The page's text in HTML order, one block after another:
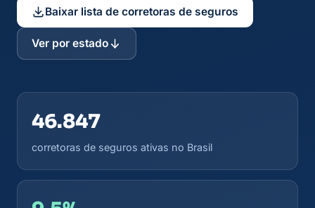
Baixar lista de corretoras de seguros
Ver por estado
46.847
corretoras de seguros ativas no Brasil